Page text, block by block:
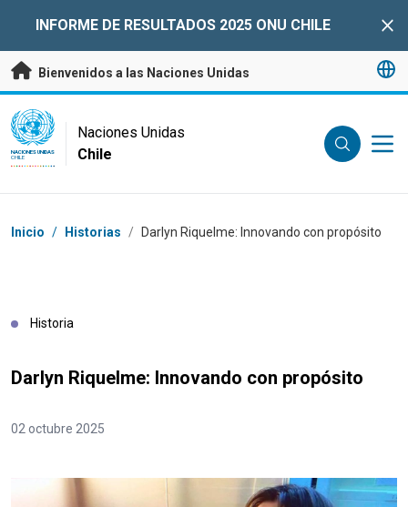
INFORME DE RESULTADOS 2025 ONU CHILE
Bienvenidos a las Naciones Unidas
UN Logo
NACIONES UNIDAS
CHILE
Naciones Unidas
Chile
Coordenadas dentro de la ruta de navegación
Inicio / Historias / Darlyn Riquelme: Innovando con propósito
Historia
Darlyn Riquelme: Innovando con propósito
02 octubre 2025